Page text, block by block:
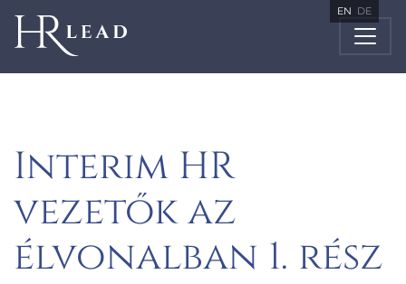
EN DE
Interim HR
vezetők az
élvonalban 1. rész